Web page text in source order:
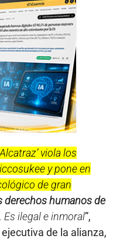
viola los
y pone en
de gran
derechos humanos de
. Es ilegal e inmoral”,
de la alianza,